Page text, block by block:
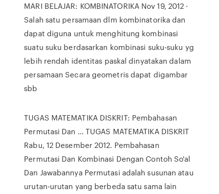
MARI BELAJAR: KOMBINATORIKA Nov 19, 2012 ·
Salah satu persamaan dlm kombinatorika dan
dapat diguna untuk menghitung kombinasi
suatu suku berdasarkan kombinasi suku-suku yg
lebih rendah identitas paskal dinyatakan dalam
persamaan Secara geometris dapat digambar
sbb
TUGAS MATEMATIKA DISKRIT: Pembahasan
Permutasi Dan ... TUGAS MATEMATIKA DISKRIT
Rabu, 12 Desember 2012. Pembahasan
Permutasi Dan Kombinasi Dengan Contoh So'al
Dan Jawabannya Permutasi adalah susunan atau
urutan-urutan yang berbeda satu sama lain